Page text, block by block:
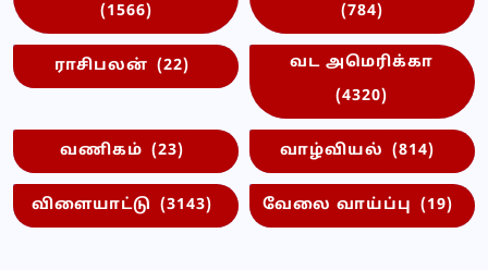
(1566)
(784)
ராசிபலன் (22)
வட அமெரிக்கா
(4320)
வணிகம் (23) வாழ்வியல் (814)
விளையாட்டு (3143) வேலை வாய்ப்பு (19)